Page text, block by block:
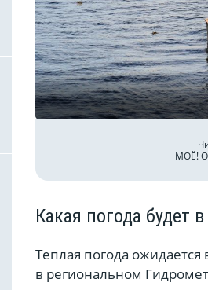
МОЁ!
Какая погода будет
Теплая погода
в региональном